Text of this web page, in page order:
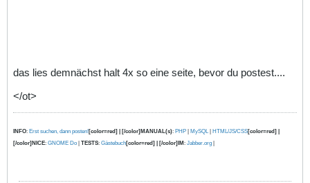
das lies demnächst halt 4x so eine seite, bevor du postest....
</ot>
INFO: Erst suchen, dann posten![color=red] | [/color]MANUAL(s): PHP MySQL| HTML/JS/CSS[color=red] |
[/color]NICE: GNOME Do TESTS: Gästebuch[color=red] | [/color]IM : Jabber.org